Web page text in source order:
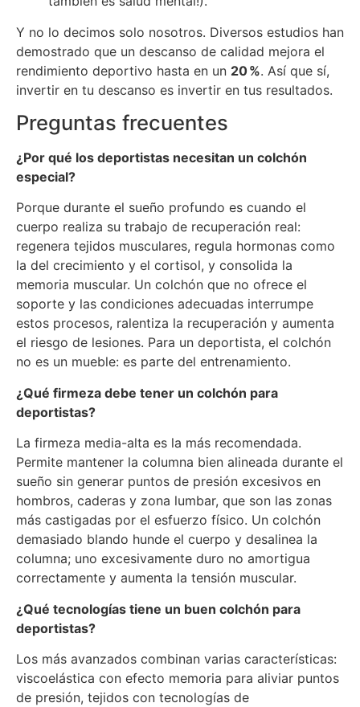
Y no lo decimos solo nosotros. Diversos estudios han
demostrado que un descanso de calidad mejora el
rendimiento deportivo hasta en un 20 %. Así que sí,
invertir en tu descanso es invertir en tus resultados.
Preguntas frecuentes
¿Por qué los deportistas necesitan un colchón
especial?
Porque durante el sueño profundo es cuando el
cuerpo realiza su trabajo de recuperación real:
regenera tejidos musculares, regula hormonas como
la del crecimiento y el cortisol, y consolida la
memoria muscular. Un colchón que no ofrece el
soporte y las condiciones adecuadas interrumpe
estos procesos, ralentiza la recuperación y aumenta
el riesgo de lesiones. Para un deportista, el colchón
no es un mueble: es parte del entrenamiento.
¿Qué firmeza debe tener un colchón para
deportistas?
La firmeza media-alta es la más recomendada.
Permite mantener la columna bien alineada durante el
sueño sin generar puntos de presión excesivos en
hombros, caderas y zona lumbar, que son las zonas
más castigadas por el esfuerzo físico. Un colchón
demasiado blando hunde el cuerpo y desalinea la
columna; uno excesivamente duro no amortigua
correctamente y aumenta la tensión muscular.
¿Qué tecnologías tiene un buen colchón para
deportistas?
Los más avanzados combinan varias características:
viscoelástica con efecto memoria para aliviar puntos
de presión, tejidos con tecnologías de